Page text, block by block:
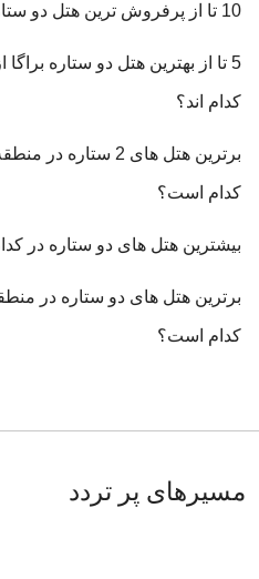
10 تا از پرفروش ترین هتل دو ستاره براگا کدام اند؟
5 تا از بهترین هتل دو ستاره
کدام اند؟
برترین هتل های 2
کدام است؟
بیشترین هتل های دو ستاره در
برترین هتل های دو ستاره در منطقه
کدام است؟
مسیرهای پر تردد